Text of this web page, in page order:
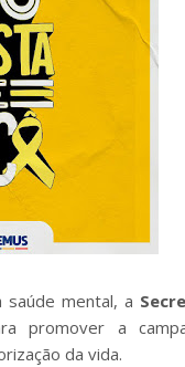
saúde mental, a
promover a
da vida.